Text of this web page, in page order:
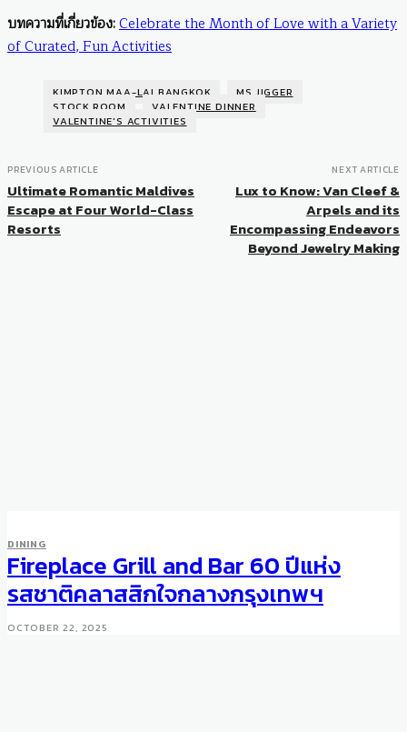
บทความที่เกี่ยวข้อง:Celebrate the Month of Love with a Variety
of Curated, Fun Activities
KIMPTON MAA-LAI BANGKOK
MS.JIGGER
STOCK.ROOM
VALENTINE DINNER
VALENTINE'S ACTIVITIES
PREVIOUS ARTICLE
Ultimate Romantic Maldives
Escape at Four World-Class
Resorts
NEXT ARTICLE
Lux to Know: Van Cleef &
Arpels and its
Encompassing Endeavors
Beyond Jewelry Making
DINING
Fireplace Grill and Bar 60 ปีแห่ง
รสชาติคลาสสิกใจกลางกรุงเทพฯ
OCTOBER 22, 2025